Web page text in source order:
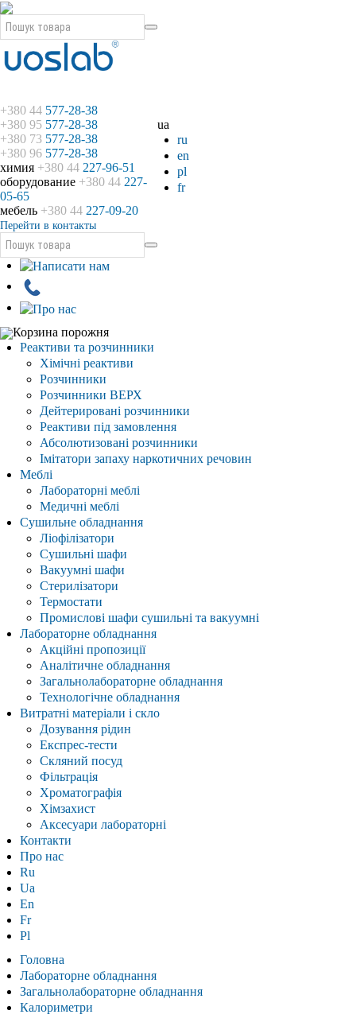
ua
ru
en
pl
fr
+380 44 577-28-38
+380 95 577-28-38
+380 73 577-28-38
+380 96 577-28-38
химия +380 44 227-96-51
оборудование +380 44 227-
05-65
мебель +380 44 227-09-20
Перейти в контакты
Корзина порожня
Реактиви та розчинники
Хімічні реактиви
Розчинники
Розчинники ВЕРХ
Дейтерировані розчинники
Реактиви під замовлення
Абсолютизовані розчинники
Імітатори запаху наркотичних речовин
Меблі
Лабораторні меблі
Медичні меблі
Сушильне обладнання
Ліофілізатори
Сушильні шафи
Вакуумні шафи
Стерилізатори
Термостати
Промислові шафи сушильні та вакуумні
Лабораторне обладнання
Акційні пропозиції
Аналітичне обладнання
Загальнолабораторне обладнання
Технологічне обладнання
Витратні матеріали і скло
Дозування рідин
Експрес-тести
Скляний посуд
Фільтрація
Хроматографія
Хімзахист
Аксесуари лабораторні
Контакти
Про нас
Ru
Ua
En
Fr
Pl
Головна
Лабораторне обладнання
Загальнолабораторне обладнання
Калориметри